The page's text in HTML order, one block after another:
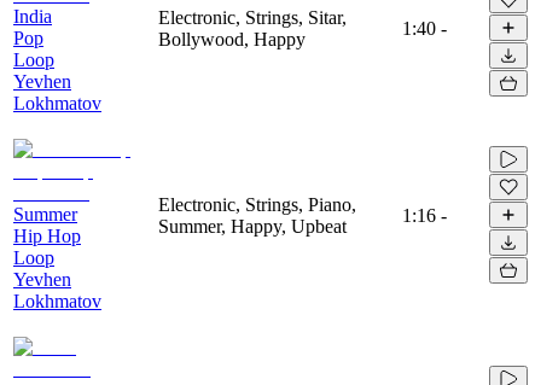
India
Pop
Loop
Yevhen
Lokhmatov
Electronic, Strings, Sitar,
Bollywood, Happy
1:40 -
Summer
Hip Hop
Loop
Yevhen
Lokhmatov
Electronic, Strings, Piano,
Summer, Happy, Upbeat
1:16 -